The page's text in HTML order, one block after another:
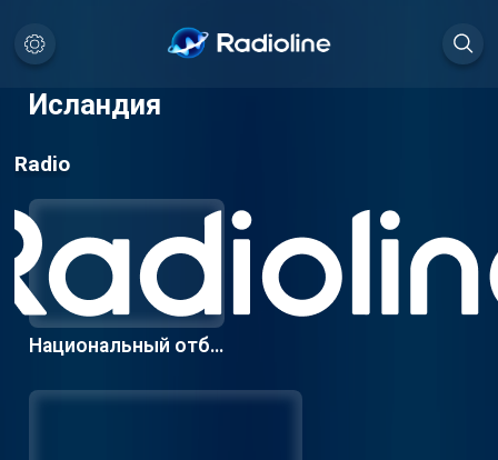
Исландия
Radio
Национальный отбо